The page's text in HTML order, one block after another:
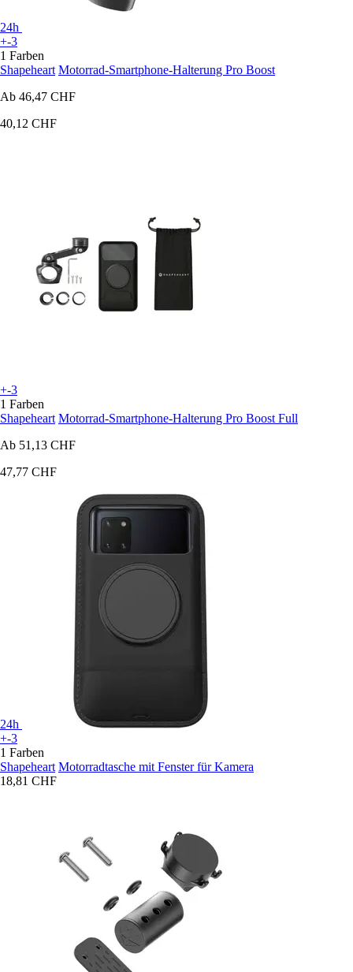
24h
+-3
1 Farben
Shapeheart Motorrad-Smartphone-Halterung Pro Boost
Ab 46,47 CHF
40,12 CHF
+-3
1 Farben
Shapeheart Motorrad-Smartphone-Halterung Pro Boost Full
Ab 51,13 CHF
47,77 CHF
24h
+-3
1 Farben
Shapeheart Motorradtasche mit Fenster für Kamera
18,81 CHF